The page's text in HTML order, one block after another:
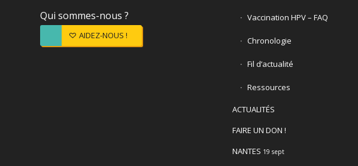
Qui sommes-nous ?
AIDEZ-NOUS !
Vaccination HPV – FAQ
Chronologie
Fil d’actualité
Ressources
ACTUALITÉS
FAIRE UN DON !
NANTES 19 sept